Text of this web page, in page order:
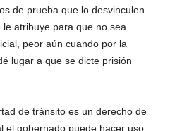
de prueba que lo desvinculen
atribuye para que no sea
peor aún cuando por la
lugar a que se dicte prisión
de tránsito es un derecho de
el gobernado puede hacer uso